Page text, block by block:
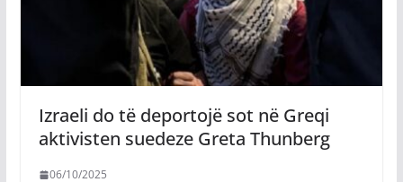
​Izraeli do të deportojë sot në Greqi
aktivisten suedeze Greta Thunberg
06/10/2025